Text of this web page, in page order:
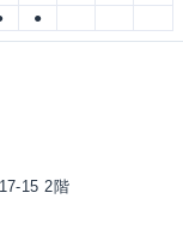
●
15 2階